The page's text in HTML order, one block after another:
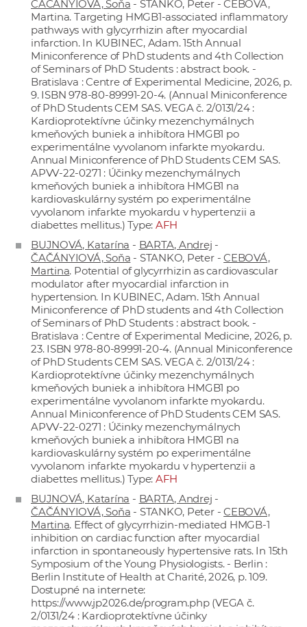
ČAČÁNYIOVÁ, Soňa - STANKO, Peter - CEBOVÁ,
Martina. Targeting HMGB1-associated inflammatory
pathways with glycyrrhizin after myocardial
infarction. In KUBINEC, Adam. 15th Annual
Miniconference of PhD students and 4th Collection
of Seminars of PhD Students : abstract book. -
Bratislava : Centre of Experimental Medicine, 2026, p.
9. ISBN 978-80-89991-20-4. (Annual Miniconference
of PhD Students CEM SAS. VEGA č. 2/0131/24 :
Kardioprotektívne účinky mezenchymálnych
kmeňových buniek a inhibítora HMGB1 po
experimentálne vyvolanom infarkte myokardu.
Annual Miniconference of PhD Students CEM SAS.
APVV-22-0271 : Účinky mezenchymálnych
kmeňových buniek a inhibítora HMGB1 na
kardiovaskulárny systém po experimentálne
vyvolanom infarkte myokardu v hypertenzii a
diabettes mellitus.) Type: AFH
BUJNOVÁ, Katarína - BARTA, Andrej -
ČAČÁNYIOVÁ, Soňa - STANKO, Peter -CEBOVÁ,
Martina. Potential of glycyrrhizin as cardiovascular
modulator after myocardial infarction in
hypertension. In KUBINEC, Adam. 15th Annual
Miniconference of PhD students and 4th Collection
of Seminars of PhD Students : abstract book. -
Bratislava : Centre of Experimental Medicine, 2026, p.
23. ISBN 978-80-89991-20-4. (Annual Miniconference
of PhD Students CEM SAS. VEGA č. 2/0131/24 :
Kardioprotektívne účinky mezenchymálnych
kmeňových buniek a inhibítora HMGB1 po
experimentálne vyvolanom infarkte myokardu.
Annual Miniconference of PhD Students CEM SAS.
APVV-22-0271 : Účinky mezenchymálnych
kmeňových buniek a inhibítora HMGB1 na
kardiovaskulárny systém po experimentálne
vyvolanom infarkte myokardu v hypertenzii a
diabettes mellitus.) Type: AFH
BUJNOVÁ, Katarína - BARTA, Andrej -
ČAČÁNYIOVÁ, Soňa - STANKO, Peter -CEBOVÁ,
Martina. Effect of glycyrrhizin-mediated HMGB-1
inhibition on cardiac function after myocardial
infarction in spontaneously hypertensive rats. In 15th
Symposium of the Young Physiologists. - Berlin :
Berlin Institute of Health at Charité, 2026, p. 109.
Dostupné na internete:
https://www.jp2026.de/program.php(VEGA č.
2/0131/24 : Kardioprotektívne účinky